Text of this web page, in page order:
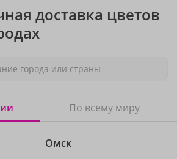
доставка цветов
города или страны
По всему миру
Омск